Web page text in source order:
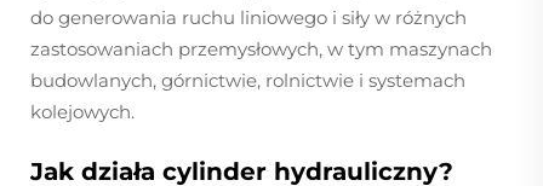
do generowania ruchu liniowego i siły w różnych
zastosowaniach przemysłowych, w tym maszynach
budowlanych, górnictwie, rolnictwie i systemach
kolejowych.
Jak działa cylinder hydrauliczny?